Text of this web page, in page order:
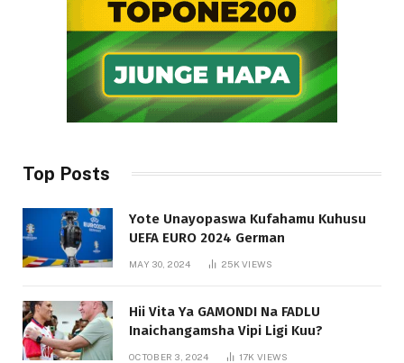
Top Posts
Yote Unayopaswa Kufahamu Kuhusu
UEFA EURO 2024 German
MAY 30, 2024 25KVIEWS
Hii Vita Ya GAMONDI Na FADLU
Inaichangamsha Vipi Ligi Kuu?
OCTOBER 3, 2024 17KVIEWS